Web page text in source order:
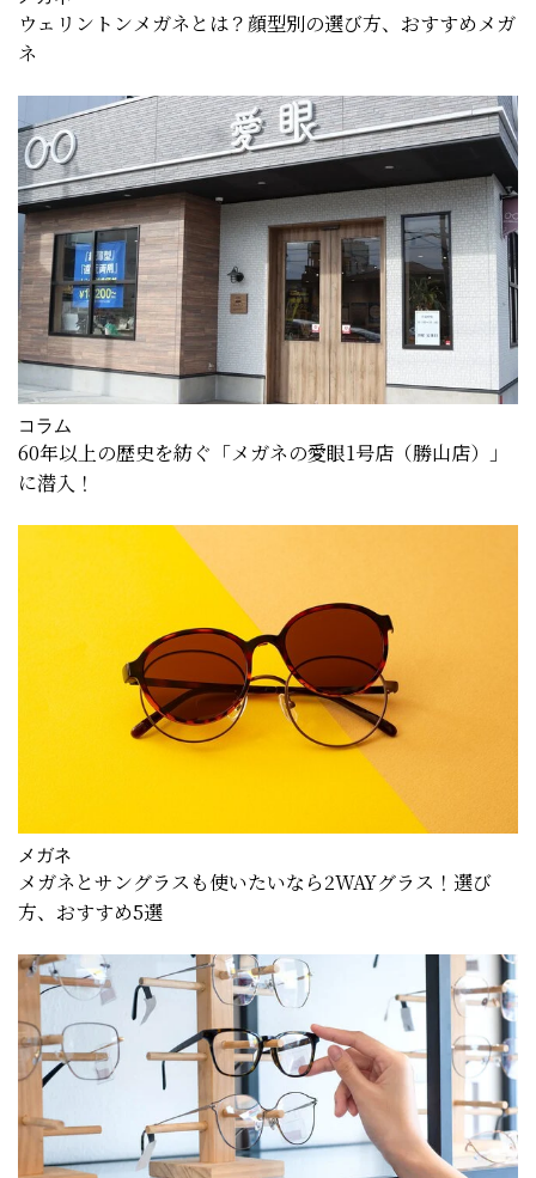
ウェリントンメガネとは？顔型別の選び方、おすすめメガ
ネ
コラム
60年以上の歴史を紡ぐ「メガネの愛眼1号店（勝山店）」
に潜入！
メガネ
メガネとサングラスも使いたいなら2WAYグラス！選び
方、おすすめ5選